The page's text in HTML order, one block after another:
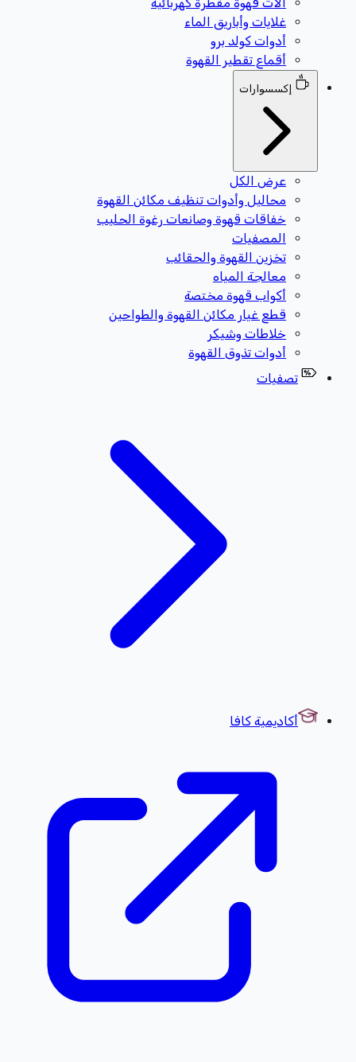
غلايات وأباريق الماء
أدوات كولد برو
أقماع تقطير القهوة
إكسسوارات
عرض الكل
محاليل وأدوات تنظيف مكائن القهوة
خفاقات قهوة وصانعات رغوة الحليب
المصفيات
تخزين القهوة والحقائب
معالجة المياه
أكواب قهوة مختصة
قطع غيار مكائن القهوة والطواحين
خلاطات وشيكر
أدوات تذوق القهوة
تصفيات
أكاديمية كافا